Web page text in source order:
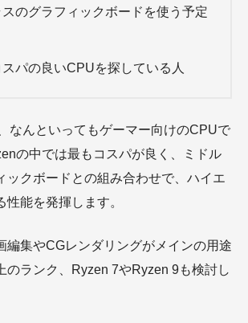
スのグラフィックボードを使う予定
パの良いCPUを探している人
なんといってもゲーマー向けのCPUで
の中では最もコスパが良く、ミドル
ックボードとの組み合わせで、ハイエ
性能を発揮します。
編集やCGレンダリングがメインの用途
のランク、Ryzen 7やRyzen 9も検討し